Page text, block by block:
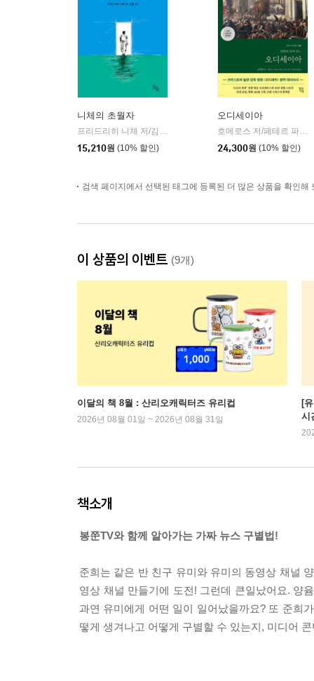
니체의 초월자
프리드리히 니체 저/김철 편역
15,210원 (10% 할인)
오디세이아
호메로스 저/페테르 파울 루벤스 그림/박문재 역
24,300원 (10% 할인)
검색 페이지에서 선택된 태그에 등록된 더 많은 상품을 확인해
이 상품의 이벤트 (9개)
이달의 책 8월 : 산리오캐릭터즈 유리컵
2026년 08월 01일 ~ 2026년 08월 31일
[
시
책소개
봉쭌TV와 함께 알아가는 가짜 뉴스 구별법!
준희는 같은 반 친구 유미와 유미의 동영상 채널
영상 채널 만들기에 도전! 그런데 큰일났어요. 양
과연 유미에게 어떤 일이 일어났을까요? 또 준희
떻게 생겨나고 어떻게 구별할 수 있는지, 미디어